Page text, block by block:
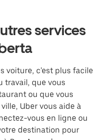
services
voiture, c'est plus facile
travail, que vous
ou que vous
Uber vous aide à
vous en ligne ou
destination pour